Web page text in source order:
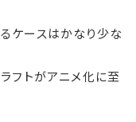
ケースはかなり少な
フトがアニメ化に至